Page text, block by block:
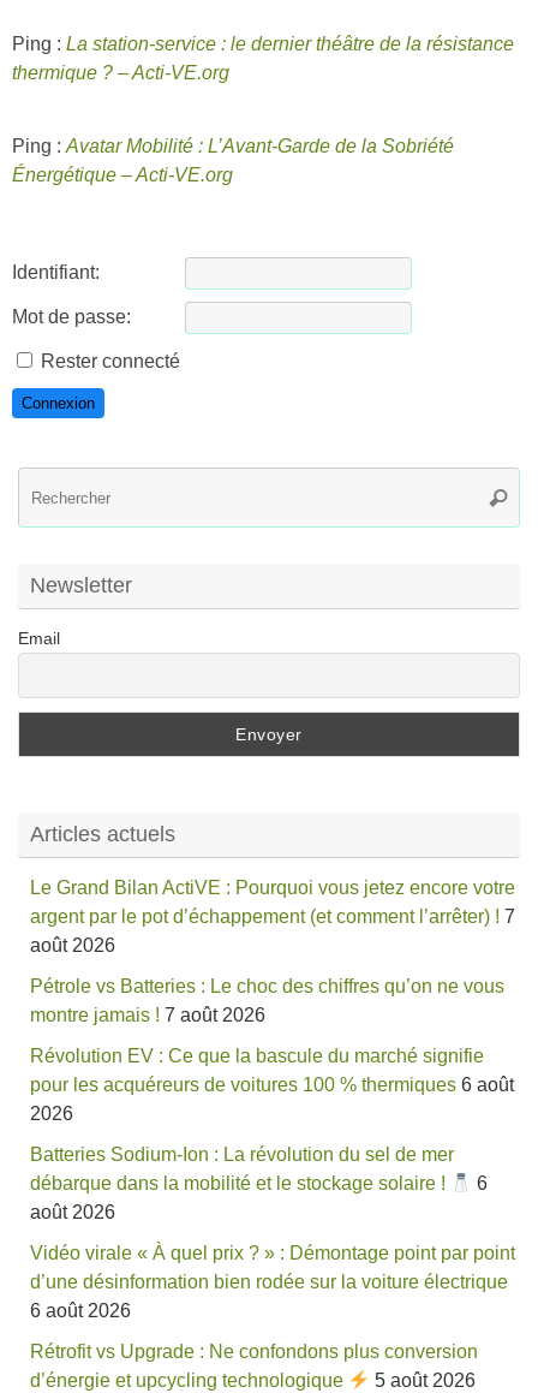
Ping : La station-service : le dernier théâtre de la résistance
thermique ? – Acti-VE.org
Ping : Avatar Mobilité : L’Avant-Garde de la Sobriété
Énergétique – Acti-VE.org
Identifiant:
Mot de passe:
Rester connecté
Connexion
Newsletter
Email
Articles actuels
Le Grand Bilan ActiVE : Pourquoi vous jetez encore votre
argent par le pot d’échappement (et comment l’arrêter) ! 7
août 2026
Pétrole vs Batteries : Le choc des chiffres qu’on ne vous
montre jamais ! 7 août 2026
Révolution EV : Ce que la bascule du marché signifie
pour les acquéreurs de voitures 100 % thermiques 6 août
2026
Batteries Sodium-Ion : La révolution du sel de mer
débarque dans la mobilité et le stockage solaire !
6
août 2026
Vidéo virale « À quel prix ? » : Démontage point par point
d’une désinformation bien rodée sur la voiture électrique
6 août 2026
Rétrofit vs Upgrade : Ne confondons plus conversion
d’énergie et upcycling technologique
5 août 2026